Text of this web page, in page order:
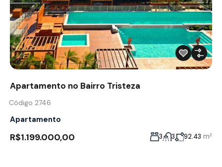
Apartamento no Bairro Tristeza
Código 2746
Apartamento
R$1.199.000,00 3 3 92.43 m²